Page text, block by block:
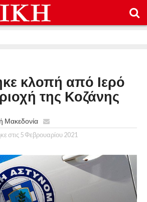
κλοπή από Ιερό
της Κοζάνης
Μακεδονία
στις 5 Φεβρουαρίου 2021